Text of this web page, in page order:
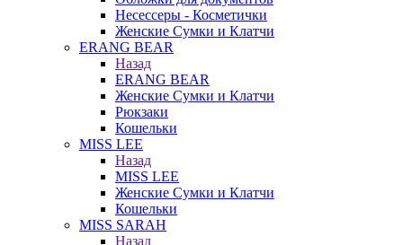
Несессеры - Косметички
Женские Сумки и Клатчи
ERANG BEAR
Назад
ERANG BEAR
Женские Сумки и Клатчи
Рюкзаки
Кошельки
MISS LEE
Назад
MISS LEE
Женские Сумки и Клатчи
Кошельки
MISS SARAH
Назад